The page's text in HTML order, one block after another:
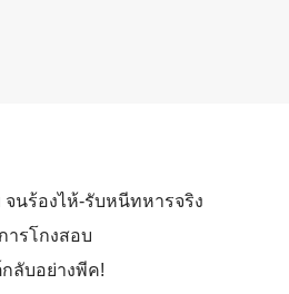
จนร้องไห้-รับหนีทหารจริง
ารโกงสอบ
ลับอย่างพีค!